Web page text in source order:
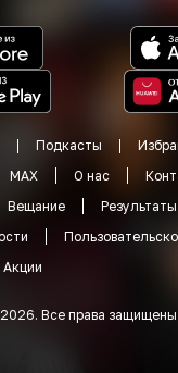
Подкасты
MAX О нас
Вещание
Акции
2026. Все права защищены